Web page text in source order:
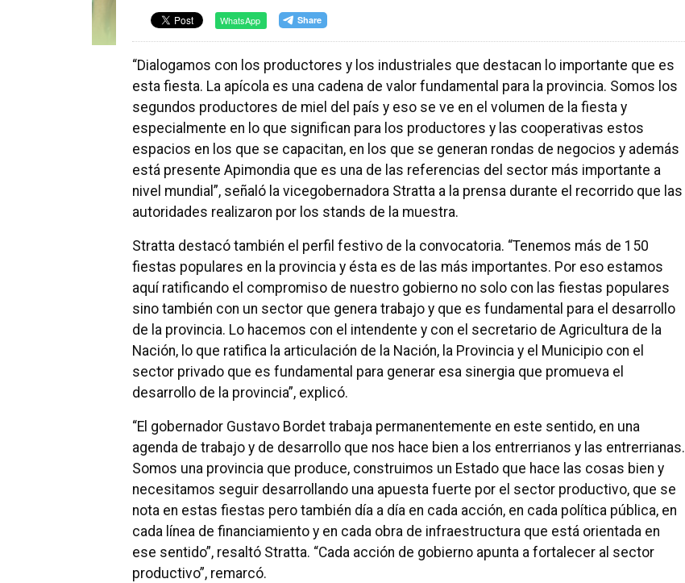
WhatsApp
“Dialogamos con los productores y los industriales que destacan lo importante que es
esta fiesta. La apícola es una cadena de valor fundamental para la provincia. Somos los
segundos productores de miel del país y eso se ve en el volumen de la fiesta y
especialmente en lo que significan para los productores y las cooperativas estos
espacios en los que se capacitan, en los que se generan rondas de negocios y además
está presente Apimondia que es una de las referencias del sector más importante a
nivel mundial”, señaló la vicegobernadora Stratta a la prensa durante el recorrido que las
autoridades realizaron por los stands de la muestra.
Stratta destacó también el perfil festivo de la convocatoria. “Tenemos más de 150
fiestas populares en la provincia y ésta es de las más importantes. Por eso estamos
aquí ratificando el compromiso de nuestro gobierno no solo con las fiestas populares
sino también con un sector que genera trabajo y que es fundamental para el desarrollo
de la provincia. Lo hacemos con el intendente y con el secretario de Agricultura de la
Nación, lo que ratifica la articulación de la Nación, la Provincia y el Municipio con el
sector privado que es fundamental para generar esa sinergia que promueva el
desarrollo de la provincia”, explicó.
“El gobernador Gustavo Bordet trabaja permanentemente en este sentido, en una
agenda de trabajo y de desarrollo que nos hace bien a los entrerrianos y las entrerrianas.
Somos una provincia que produce, construimos un Estado que hace las cosas bien y
necesitamos seguir desarrollando una apuesta fuerte por el sector productivo, que se
nota en estas fiestas pero también día a día en cada acción, en cada política pública, en
cada línea de financiamiento y en cada obra de infraestructura que está orientada en
ese sentido”, resaltó Stratta. “Cada acción de gobierno apunta a fortalecer al sector
productivo”, remarcó.